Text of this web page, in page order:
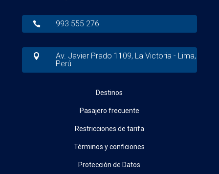
 993 555 276

Av. Javier Prado 1109, La Victoria - Lima,
Perú
Destinos
Pasajero frecuente
Restricciones de tarifa
Términos y conficiones
Protección de Datos